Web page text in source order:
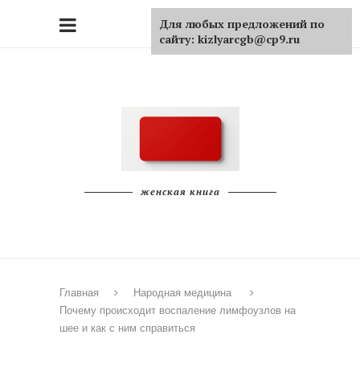
женская книга
Главная
Народная медицина
Почему происходит воспаление лимфоузлов на
шее и как с ним справиться
Для любых предложений по
сайту: kizlyarcgb@cp9.ru